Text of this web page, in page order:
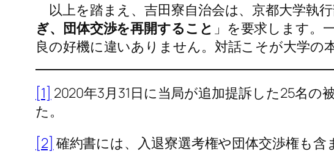
以上を踏まえ、吉田寮自治会は、京都大学執
ぎ、団体交渉を再開すること 」を要求します。
良の好機に違いありません。対話こそが大学の
[1] 2020年3月31日に当局が追加提訴した25名
た。
[2] 確約書には、入退寮選考権や団体交渉権も含